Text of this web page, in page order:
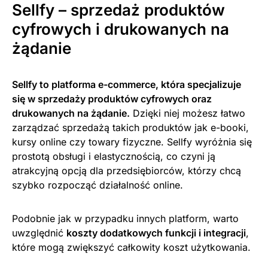
Sellfy – sprzedaż produktów
cyfrowych i drukowanych na
żądanie
Sellfy to platforma e-commerce, która specjalizuje
się w sprzedaży produktów cyfrowych oraz
drukowanych na żądanie. Dzięki niej możesz łatwo
zarządzać sprzedażą takich produktów jak e-booki,
kursy online czy towary fizyczne. Sellfy wyróżnia się
prostotą obsługi i elastycznością, co czyni ją
atrakcyjną opcją dla przedsiębiorców, którzy chcą
szybko rozpocząć działalność online.
Podobnie jak w przypadku innych platform, warto
uwzględnić koszty dodatkowych funkcji i integracji,
które mogą zwiększyć całkowity koszt użytkowania.